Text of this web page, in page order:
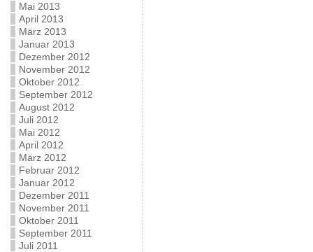
Mai 2013
April 2013
März 2013
Januar 2013
Dezember 2012
November 2012
Oktober 2012
September 2012
August 2012
Juli 2012
Mai 2012
April 2012
März 2012
Februar 2012
Januar 2012
Dezember 2011
November 2011
Oktober 2011
September 2011
Juli 2011